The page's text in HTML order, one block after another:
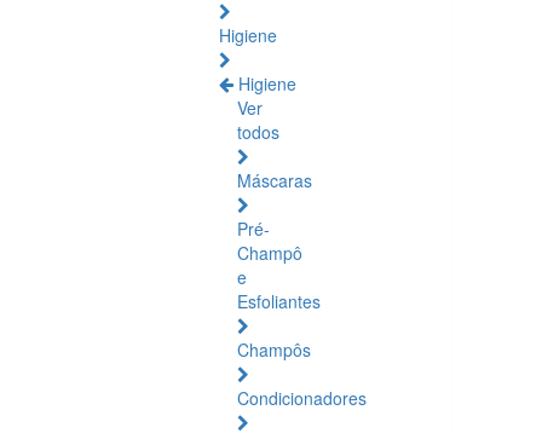
Higiene
Higiene
Ver
todos
Máscaras
Pré-
Champô
e
Esfoliantes
Champôs
Condicionadores